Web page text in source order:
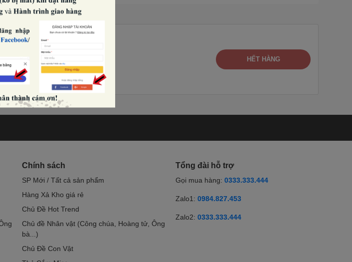
HẾT HÀNG
Chính sách
SP Mới / Tất cả sản phẩm
Hàng Xả Kho giá rẻ
Chủ Đề Hot Trend
Chủ đề Nhân vật (Công chúa, Hoàng tử, Ông
bà...)
Chủ Đề Con Vật
Tổng đài hỗ trợ
Gọi mua hàng: 0333.333.444
Zalo1: 0984.827.453
Zalo2: 0333.333.444